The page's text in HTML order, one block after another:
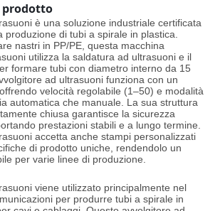
prodotto
è una soluzione industriale certificata
produzione di tubi a spirale in plastica.
nastri in PP/PE, questa macchina
utilizza la saldatura ad ultrasuoni e il
formare tubi con diametro interno da 15
ad ultrasuoni funziona con un
velocità regolabile (1–50) e modalità
automatica che manuale. La sua struttura
chiusa garantisce la sicurezza
prestazioni stabili e a lungo termine.
accetta anche stampi personalizzati
di prodotto uniche, rendendolo un
per varie linee di produzione.
viene utilizzato principalmente nel
per produrre tubi a spirale in